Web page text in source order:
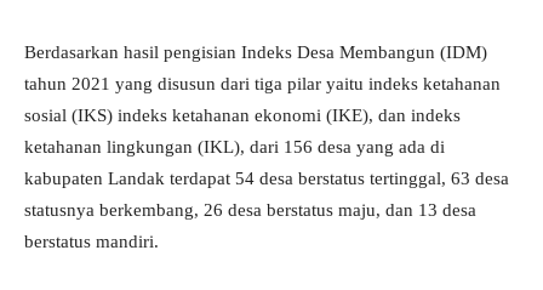
Berdasarkan hasil pengisian Indeks Desa Membangun (IDM)
tahun 2021 yang disusun dari tiga pilar yaitu indeks ketahanan
sosial (IKS) indeks ketahanan ekonomi (IKE), dan indeks
ketahanan lingkungan (IKL), dari 156 desa yang ada di
kabupaten Landak terdapat 54 desa berstatus tertinggal, 63 desa
statusnya berkembang, 26 desa berstatus maju, dan 13 desa
berstatus mandiri.